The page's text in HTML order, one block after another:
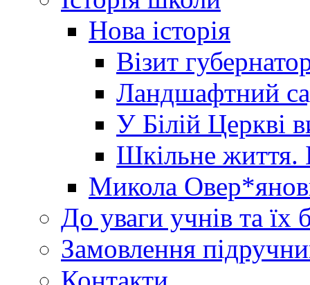
Нова історія
Візит
Ландшафтний
У Білій Церкві
Шкільне життя.
Микола
До уваги учнів та їх
Замовлення